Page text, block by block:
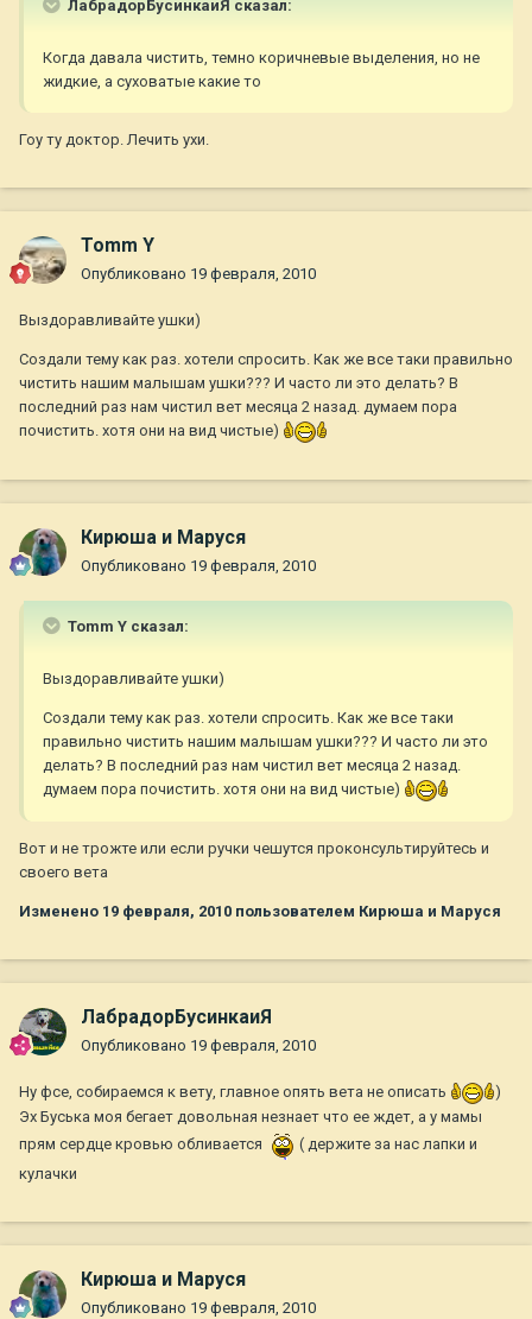
ЛабрадорБусинкаиЯ сказал:
Когда давала чистить, темно коричневые выделения, но не
жидкие, а суховатые какие то
Гоу ту доктор. Лечить ухи.
Tomm Y
Опубликовано 19 февраля, 2010
Выздоравливайте ушки)
Создали тему как раз. хотели спросить. Как же все таки правильно
чистить нашим малышам ушки??? И часто ли это делать? В
последний раз нам чистил вет месяца 2 назад. думаем пора
почистить. хотя они на вид чистые)
Кирюша и Маруся
Опубликовано 19 февраля, 2010
Tomm Y сказал:
Выздоравливайте ушки)
Создали тему как раз. хотели спросить. Как же все таки
правильно чистить нашим малышам ушки??? И часто ли это
делать? В последний раз нам чистил вет месяца 2 назад.
думаем пора почистить. хотя они на вид чистые)
Вот и не трожте или если ручки чешутся проконсультируйтесь и
своего вета
Изменено 19 февраля, 2010 пользователем Кирюша и Маруся
ЛабрадорБусинкаиЯ
Опубликовано 19 февраля, 2010
Ну фсе, собираемся к вету, главное опять вета не описать
)
Эх Буська моя бегает довольная незнает что ее ждет, а у мамы
прям сердце кровью обливается
( держите за нас лапки и
кулачки
Кирюша и Маруся
Опубликовано 19 февраля, 2010